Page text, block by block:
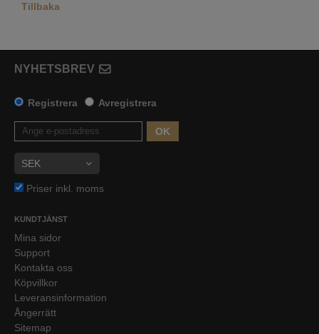
Tillbaka
NYHETSBREV
Registrera Avregistrera
OK
Priser inkl. moms
KUNDTJÄNST
Mina sidor
Support
Kontakta oss
Köpvillkor
Leveransinformation
Ångerrätt
Sitemap